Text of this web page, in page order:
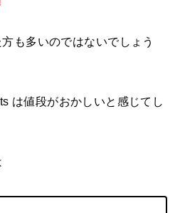
も多いのではないでしょう
は値段がおかしいと感じてし